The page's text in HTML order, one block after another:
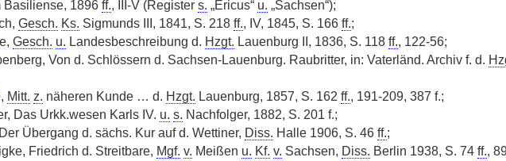
Basiliense, 1896 ff., III-V (Register s. „Ericus“ u. „Sachsen“);
Gesch. Ks. Sigmunds III, 1841, S. 218 ff., IV, 1845, S. 166 ff.;
Gesch. u. Landesbeschreibung d. Hzgt. Lauenburg II, 1836, S. 118 ff., 122-56;
Von d. Schlössern d. Sachsen-Lauenburg. Raubritter, in: Vaterländ. Archiv f. d.
Mitt. z. näheren Kunde … d. Hzgt. Lauenburg, 1857, S. 162 ff., 191-209, 387 f.;
Das Urkk.wesen Karls IV. u. s. Nachfolger, 1882, S. 201 f.;
Übergang d. sächs. Kur auf d. Wettiner, Diss. Halle 1906, S. 46 ff.;
Friedrich d. Streitbare, Mgf. v. Meißen u. Kf. v. Sachsen, Diss. Berlin 1938, S. 74 ff.,